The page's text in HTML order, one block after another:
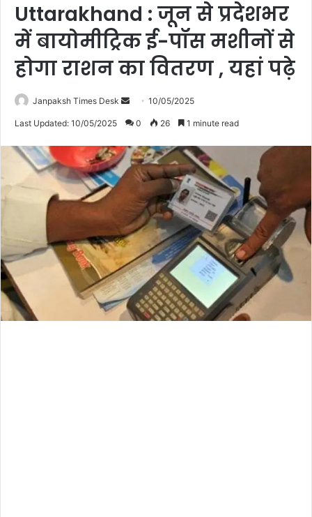
Uttarakhand : जून से प्रदेशभर
में बायोमीट्रिक ई-पॉस मशीनों से
होगा राशन का वितरण , यहां पढ़े
Janpaksh Times Desk
e
d
a
m
a
l
10/05/2025
Last Updated: 10/05/2025 0 26 1 minute read